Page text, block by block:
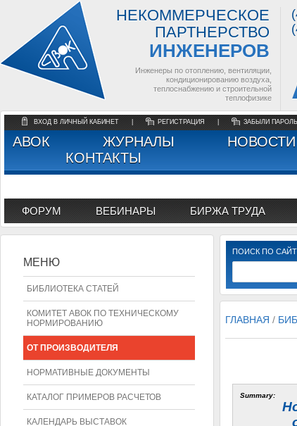
НЕКОММЕРЧЕСКОЕ
ПАРТНЕРСТВО
ИНЖЕНЕРОВ
Инженеры по отоплению, вентиляции,
кондиционированию воздуха,
теплоснабжению и строительной
теплофизике
ВХОД В ЛИЧНЫЙ КАБИНЕТ РЕГИСТРАЦИЯ ЗАБЫЛИ
АВОК ЖУРНАЛЫ НОВОСТИ
КОНТАКТЫ
ФОРУМ ВЕБИНАРЫ БИРЖА ТРУДА
ПОИСК ПО
ГЛАВНАЯ /
Summary:
МЕНЮ
БИБЛИОТЕКА СТАТЕЙ
КОМИТЕТ АВОК ПО ТЕХНИЧЕСКОМУ
НОРМИРОВАНИЮ
ОТ ПРОИЗВОДИТЕЛЯ
НОРМАТИВНЫЕ ДОКУМЕНТЫ
КАТАЛОГ ПРИМЕРОВ РАСЧЕТОВ
КАЛЕНДАРЬ ВЫСТАВОК